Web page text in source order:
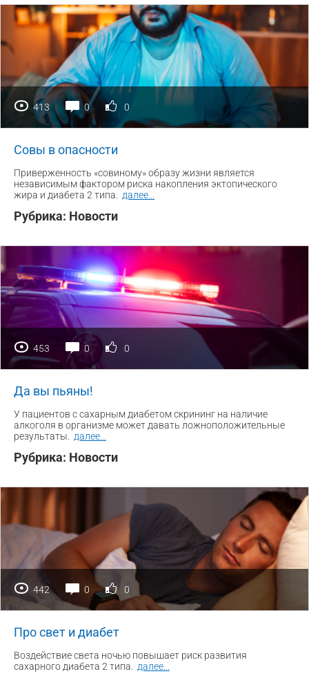
413 0 0
Совы в опасности
Приверженность «совиному» образу жизни является
независимым фактором риска накопления эктопического
жира и диабета 2 типа.
далее
Рубрика: Новости
453 0 0
Да вы пьяны!
У пациентов с сахарным диабетом скрининг на наличие
алкоголя в организме может давать ложноположительные
результаты.
далее
Рубрика: Новости
442 0 0
Про свет и диабет
Воздействие света ночью повышает риск развития
сахарного диабета 2 типа.
далее